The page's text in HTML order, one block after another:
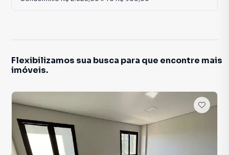
Flexibilizamos sua busca para que encontre mais
imóveis.